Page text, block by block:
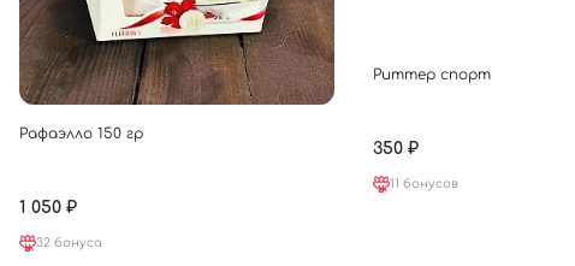
Рафаэлло 150 гр
1 050 ₽
32 бонуса
Риттер спорт
350 ₽
11 бонусов